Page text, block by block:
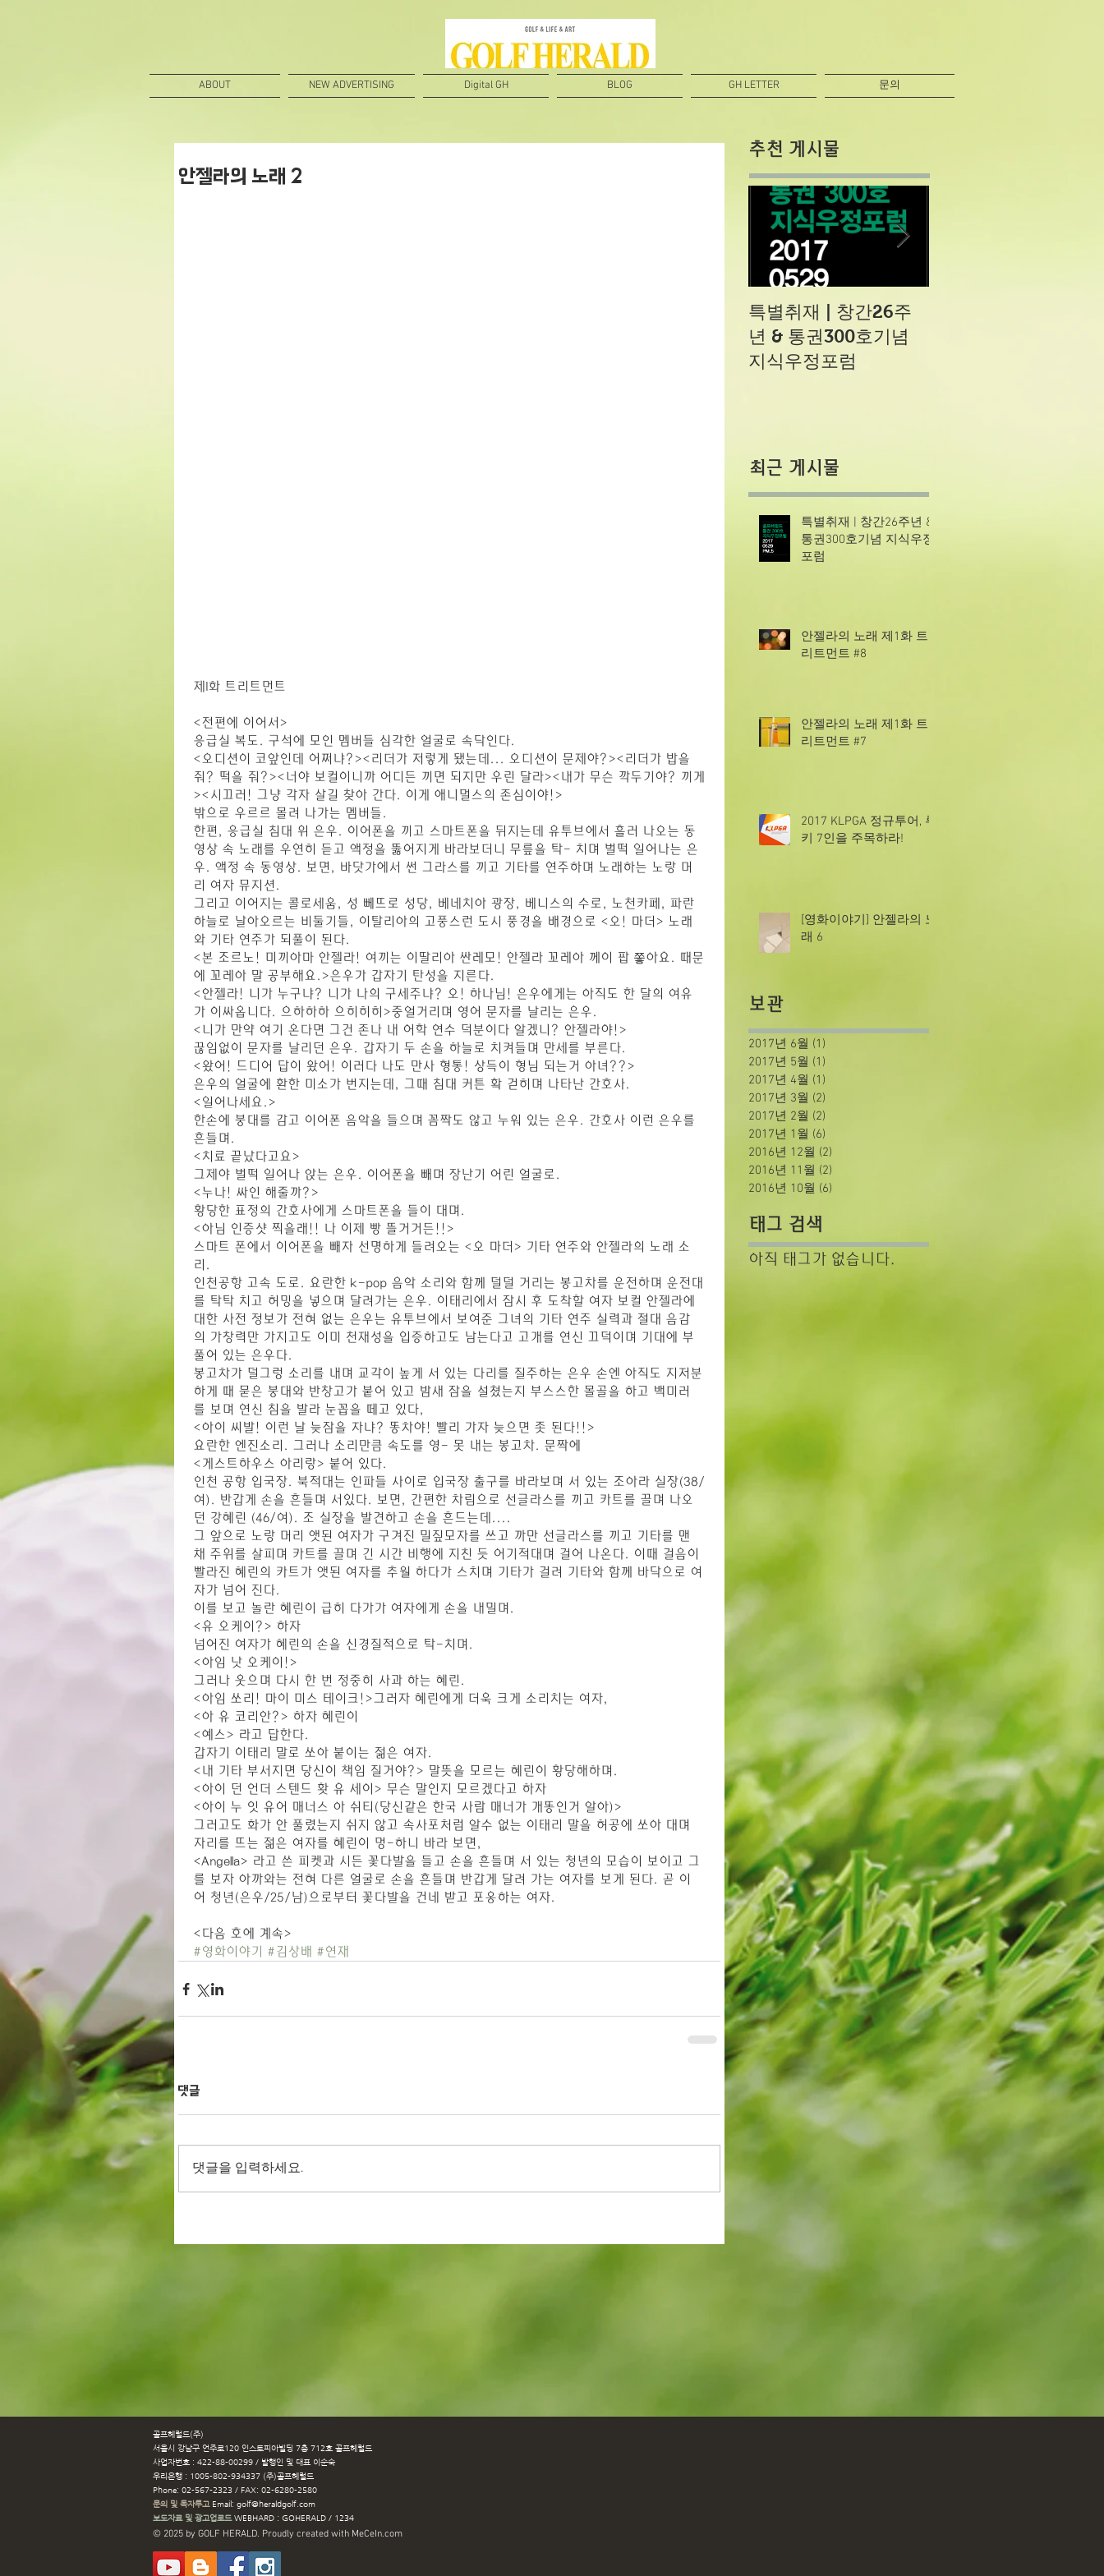
ABOUT NEW ADVERTISING Digital GH BLOG GH LETTER 문의
안젤라의 노래 2
제1화 트리트먼트
<전편에 이어서>
응급실 복도. 구석에 모인 멤버들 심각한 얼굴로 속닥인다.
<오디션이 코앞인데 어쩌냐?><리더가 저렇게 됐는데... 오디션이 문제야?><리더가 밥을
줘? 떡을 줘?><너야 보컬이니까 어디든 끼면 되지만 우린 달라><내가 무슨 깍두기야? 끼게
><시끄러! 그냥 각자 살길 찾아 간다. 이게 애니멀스의 존심이야!>
밖으로 우르르 몰려 나가는 멤버들.
한편, 응급실 침대 위 은우. 이어폰을 끼고 스마트폰을 뒤지는데 유투브에서 흘러 나오는 동
영상 속 노래를 우연히 듣고 액정을 뚫어지게 바라보더니 무릎을 탁- 치며 벌떡 일어나는 은
우. 액정 속 동영상. 보면, 바닷가에서 썬 그라스를 끼고 기타를 연주하며 노래하는 노랑 머
리 여자 뮤지션.
그리고 이어지는 콜로세움, 성 뻬뜨로 성당, 베네치아 광장, 베니스의 수로, 노천카페, 파란
하늘로 날아오르는 비둘기들, 이탈리아의 고풍스런 도시 풍경을 배경으로 <오! 마더> 노래
와 기타 연주가 되풀이 된다.
<본 조르노! 미끼아마 안젤라! 여끼는 이딸리아 싼레모! 안젤라 꼬레아 께이 팝 쫗아요. 때문
에 꼬레아 말 공부해요.>은우가 갑자기 탄성을 지른다.
<안젤라! 니가 누구냐? 니가 나의 구세주냐? 오! 하나님! 은우에게는 아직도 한 달의 여유
가 이싸옵니다. 으하하하 으히히히>중얼거리며 영어 문자를 날리는 은우.
<니가 만약 여기 온다면 그건 존나 내 어학 연수 덕분이다 알겠니? 안젤라야!>
끊임없이 문자를 날리던 은우. 갑자기 두 손을 하늘로 치켜들며 만세를 부른다.
<왔어! 드디어 답이 왔어! 이러다 나도 만사 형통! 상득이 형님 되는거 아녀??>
은우의 얼굴에 환한 미소가 번지는데, 그때 침대 커튼 확 걷히며 나타난 간호사.
<일어나세요.>
한손에 붕대를 감고 이어폰 음악을 들으며 꼼짝도 않고 누워 있는 은우. 간호사 이런 은우를
흔들며.
<치료 끝났다고요>
그제야 벌떡 일어나 앉는 은우. 이어폰을 빼며 장난기 어린 얼굴로.
<누나! 싸인 해줄까?>
황당한 표정의 간호사에게 스마트폰을 들이 대며.
<아님 인증샷 찍을래!! 나 이제 빵 뜰거거든!!>
스마트 폰에서 이어폰을 빼자 선명하게 들려오는 <오 마더> 기타 연주와 안젤라의 노래 소
리.
인천공항 고속 도로. 요란한 k-pop 음악 소리와 함께 덜덜 거리는 봉고차를 운전하며 운전대
를 탁탁 치고 허밍을 넣으며 달려가는 은우. 이태리에서 잠시 후 도착할 여자 보컬 안젤라에
대한 사전 정보가 전혀 없는 은우는 유투브에서 보여준 그녀의 기타 연주 실력과 절대 음감
의 가창력만 가지고도 이미 천재성을 입증하고도 남는다고 고개를 연신 끄덕이며 기대에 부
풀어 있는 은우다.
봉고차가 덜그렁 소리를 내며 교각이 높게 서 있는 다리를 질주하는 은우 손엔 아직도 지저분
하게 때 묻은 붕대와 반창고가 붙어 있고 밤새 잠을 설쳤는지 부스스한 몰골을 하고 백미러
를 보며 연신 침을 발라 눈꼽을 떼고 있다,
<아이 씨발! 이런 날 늦잠을 자냐? 똥차야! 빨리 가자 늦으면 좃 된다!!>
요란한 엔진소리. 그러나 소리만큼 속도를 영- 못 내는 봉고차. 문짝에
<게스트하우스 아리랑> 붙어 있다.
인천 공항 입국장. 북적대는 인파들 사이로 입국장 출구를 바라보며 서 있는 조아라 실장(38/
여). 반갑게 손을 흔들며 서있다. 보면, 간편한 차림으로 선글라스를 끼고 카트를 끌며 나오
던 강혜린 (46/여). 조 실장을 발견하고 손을 흔드는데....
그 앞으로 노랑 머리 앳된 여자가 구겨진 밀짚모자를 쓰고 까만 선글라스를 끼고 기타를 맨
채 주위를 살피며 카트를 끌며 긴 시간 비행에 지친 듯 어기적대며 걸어 나온다. 이때 걸음이
빨라진 혜린의 카트가 앳된 여자를 추월 하다가 스치며 기타가 걸려 기타와 함께 바닥으로 여
자가 넘어 진다.
이를 보고 놀란 혜린이 급히 다가가 여자에게 손을 내밀며.
<유 오케이?> 하자
넘어진 여자가 혜린의 손을 신경질적으로 탁-치며.
<아임 낫 오케이!>
그러나 웃으며 다시 한 번 정중히 사과 하는 혜린.
<아임 쏘리! 마이 미스 테이크!>그러자 혜린에게 더욱 크게 소리치는 여자,
<아 유 코리안?> 하자 혜린이
<예스> 라고 답한다.
갑자기 이태리 말로 쏘아 붙이는 젊은 여자.
<내 기타 부서지면 당신이 책임 질거야?> 말뜻을 모르는 혜린이 황당해하며.
<아이 던 언더 스텐드 홧 유 세이> 무슨 말인지 모르겠다고 하자
<아이 누 잇 유어 매너스 아 쉬티(당신같은 한국 사람 매너가 개똥인거 알아)>
그러고도 화가 안 풀렸는지 쉬지 않고 속사포처럼 알수 없는 이태리 말을 허공에 쏘아 대며
자리를 뜨는 젊은 여자를 혜린이 멍-하니 바라 보면,
<Angella> 라고 쓴 피켓과 시든 꽃다발을 들고 손을 흔들며 서 있는 청년의 모습이 보이고 그
를 보자 아까와는 전혀 다른 얼굴로 손을 흔들며 반갑게 달려 가는 여자를 보게 된다. 곧 이
어 청년(은우/25/남)으로부터 꽃다발을 건네 받고 포옹하는 여자.
<다음 호에 계속>
#영화이야기
#김상배 #연재
댓글
댓글을 입력하세요.
추천 게시물
특별취재 | 창간26주
년 & 통권300호기념
지식우정포럼
최근 게시물
특별취재 | 창간26주년 &
통권300호기념 지식우정
포럼
안젤라의 노래 제1화 트
리트먼트 #8
안젤라의 노래 제1화 트
리트먼트 #7
2017 KLPGA 정규투어, 루
키 7인을 주목하라!
[영화이야기] 안젤라의 노
래 6
보관
2017년 6월 (1)
2017년 5월 (1)
2017년 4월 (1)
2017년 3월 (2)
2017년 2월 (2)
2017년 1월 (6)
2016년 12월 (2)
2016년 11월 (2)
2016년 10월 (6)
태그 검색
아직 태그가 없습니다.
골프헤럴드(주) ​
서울시 강남구 언주로120 인스토피아빌딩 7층 712호 골프헤럴드
사업자번호 : 422-88-00299 / 발행인 및 대표 이순숙
우리은행 : 1005-802-934337 (주)골프헤럴드
Phone: 02-567-2323 / FAX: 02-6280-2580
문의 및 독자투고 Email: golf@heraldgolf.com
보도자료 및 광고업로드WEBHARD : GOHERALD / 1234
© 2025 by GOLF HERALD. Proudly created with MeCeIn.com